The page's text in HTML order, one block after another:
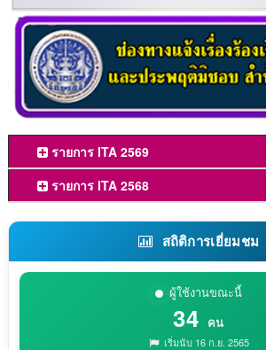
รายการ ITA 2569
รายการ ITA 2568
สถิติการเยี่ยมชม
ผู้ใช้งานขณะนี้
34 คน
เริ่มนับ 16 ก.ย. 2565